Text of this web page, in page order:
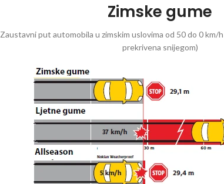
Zimske gume
Zaustavni put automobila u zimskim uslovima od 50 do 0 km/
prekrivena snijegom)